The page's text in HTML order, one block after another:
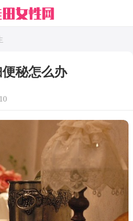
秘怎么办